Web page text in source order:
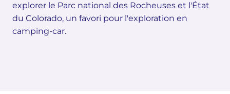
explorer le Parc national des Rocheuses et l'État
du Colorado, un favori pour l'exploration en
camping-car.